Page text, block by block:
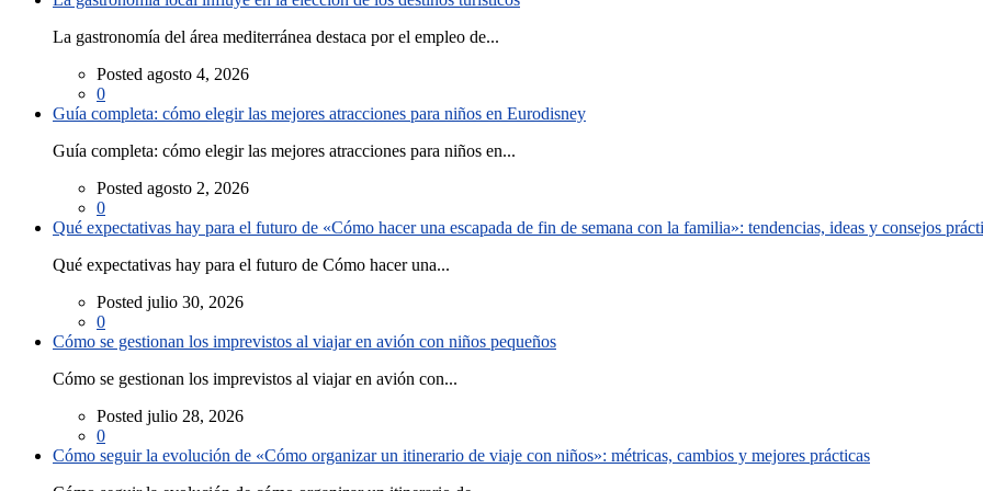
La gastronomía del área mediterránea destaca por el empleo de...
Posted agosto 4, 2026
0
Guía completa: cómo elegir las mejores atracciones para niños en Eurodisney
Guía completa: cómo elegir las mejores atracciones para niños en...
Posted agosto 2, 2026
0
Qué expectativas hay para el futuro de «Cómo hacer una escapada de fin de semana con la familia»: tendencias, ideas y consejos
Qué expectativas hay para el futuro de Cómo hacer una...
Posted julio 30, 2026
0
Cómo se gestionan los imprevistos al viajar en avión con niños pequeños
Cómo se gestionan los imprevistos al viajar en avión con...
Posted julio 28, 2026
0
Cómo seguir la evolución de «Cómo organizar un itinerario de viaje con niños»: métricas, cambios y mejores prácticas